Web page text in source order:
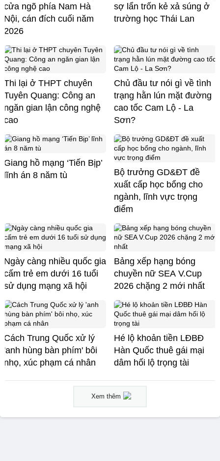
cửa ngõ phía Nam Hà
Nội, cán đích cuối năm
2026
sợ lẩn trốn kẻ xả súng ở
trường học Thái Lan
Thi lại ở THPT chuyên
Tuyên Quang: Công an
ngăn gian lận công nghệ
cao
Chủ đầu tư nói gì về tình
trạng hằn lún mặt đường
cao tốc Cam Lộ - La
Sơn?
Giang hồ mạng ‘Tiến Bịp’
lĩnh án 8 năm tù
Bộ trưởng GD&ĐT đề
xuất cấp học bổng cho
ngành, lĩnh vực trọng
điểm
Ngày càng nhiều quốc gia
cấm trẻ em dưới 16 tuổi
sử dụng mạng xã hội
Bảng xếp hạng bóng
chuyền nữ SEA V.Cup
2026 chặng 2 mới nhất
Cách Trung Quốc xử lý
'anh hùng bàn phím' bôi
nhọ, xúc phạm cá nhân
Hé lộ khoản tiền LĐBĐ
Hàn Quốc thuê gái mại
dâm hối lộ trọng tài
Xem thêm